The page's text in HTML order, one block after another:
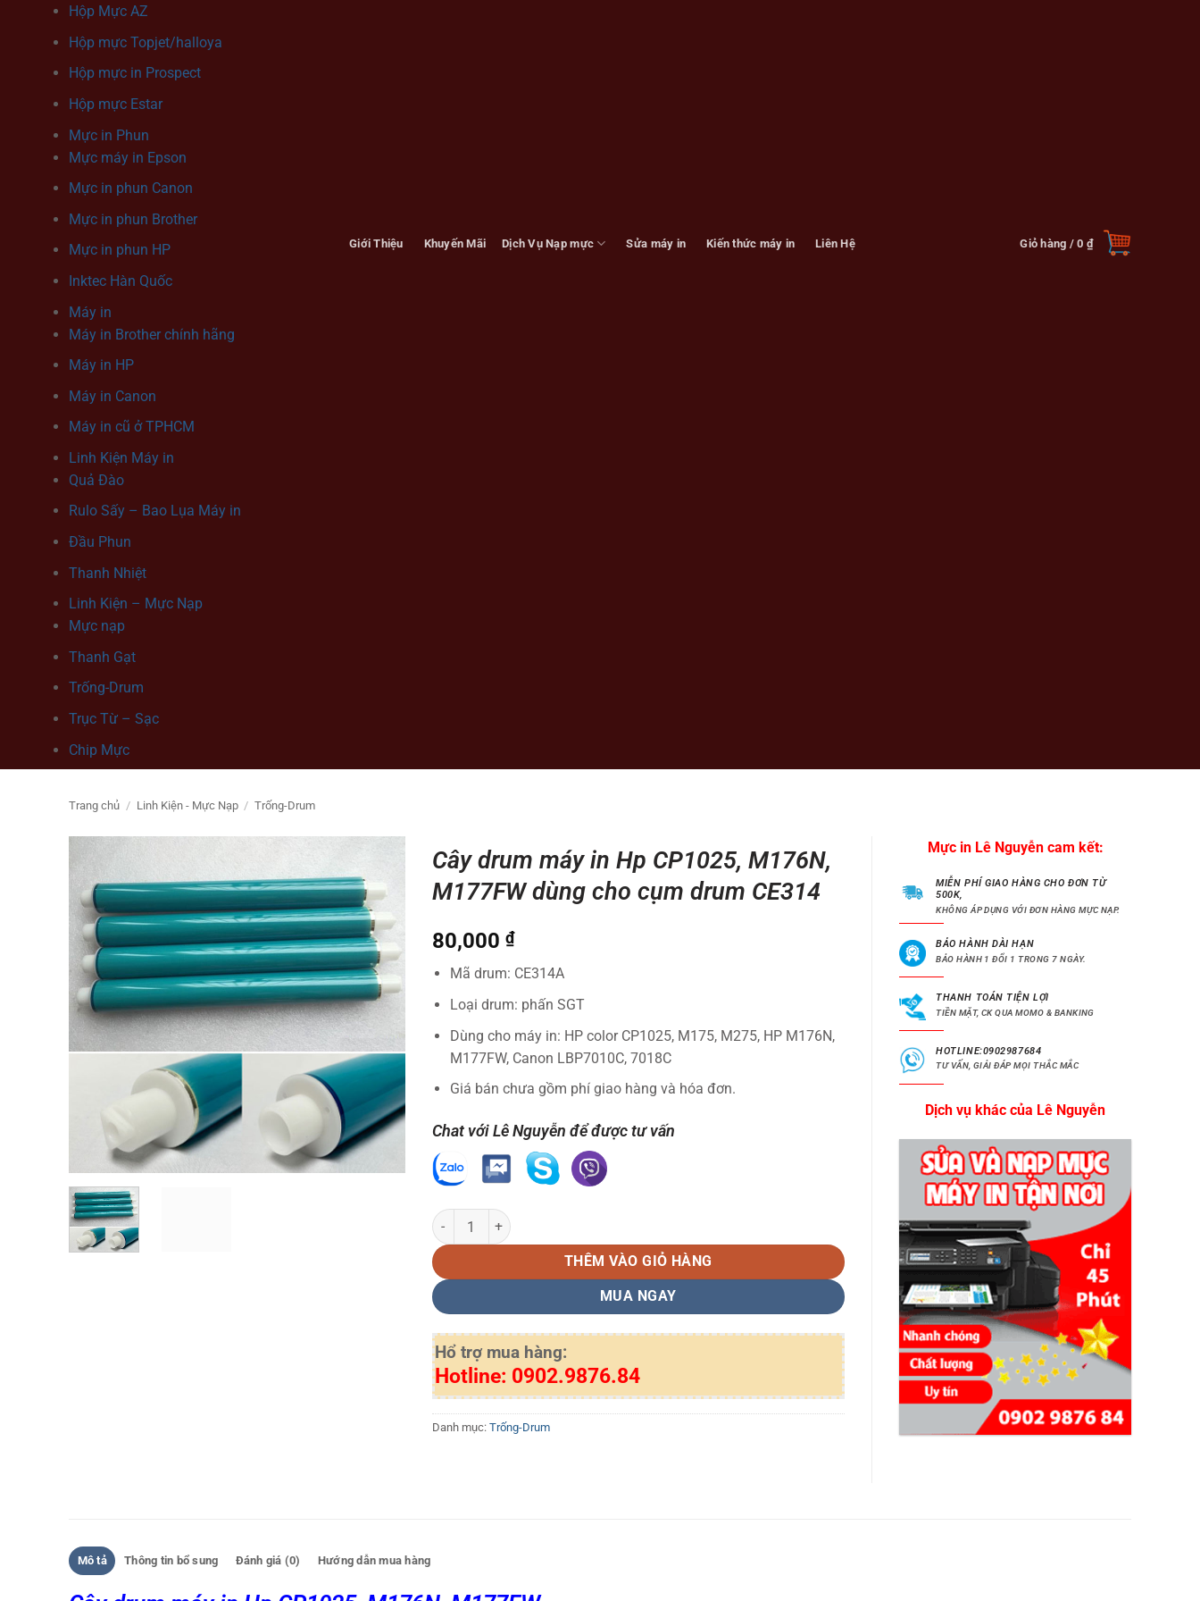
Hộp Mực AZ
Hộp mực Topjet/halloya
Hộp mực in Prospect
Hộp mực Estar
Mực in Phun
Mực máy in Epson
Mực in phun Canon
Mực in phun Brother
Mực in phun HP
Inktec Hàn Quốc
Máy in
Máy in Brother chính hãng
Máy in HP
Máy in Canon
Máy in cũ ở TPHCM
Linh Kiện Máy in
Quả Đào
Rulo Sấy – Bao Lụa Máy in
Đầu Phun
Thanh Nhiệt
Linh Kiện – Mực Nạp
Mực nạp
Thanh Gạt
Trống-Drum
Trục Từ – Sạc
Chip Mực
Giới Thiệu Khuyến Mãi Dịch Vụ Nạp mực Sửa máy in Kiến thức máy in Liên Hệ Giỏ hàng /0 ₫
Trang chủ / Linh Kiện - Mực Nạp / Trống-Drum
Cây drum máy in Hp CP1025, M176N,
M177FW dùng cho cụm drum CE314
80,000 ₫
Mã drum: CE314A
Loại drum: phấn SGT
Dùng cho máy in: HP color CP1025, M175, M275, HP M176N,
M177FW, Canon LBP7010C, 7018C
Giá bán chưa gồm phí giao hàng và hóa đơn.
Chat với Lê Nguyễn để được tư vấn
Cây drum máy in Hp CP1025, M176N, M177FW dùng cho cụm drum CE314 số lượng
THÊM VÀO GIỎ HÀNG
MUA NGAY
Hổ trợ mua hàng:
Hotline: 0902.9876.84
Danh mục: Trống-Drum
Mực in Lê Nguyễn cam kết:
MIỄN PHÍ GIAO HÀNG CHO ĐƠN TỪ
500K,
KHÔNG ÁP DỤNG VỚI ĐƠN HÀNG MỰC NẠP.
BẢO HÀNH DÀI HẠN
BẢO HÀNH 1 ĐỔI 1 TRONG 7 NGÀY.
THANH TOÁN TIỆN LỢI
TIỀN MẶT, CK QUA MOMO & BANKING
HOTLINE:0902987684
TƯ VẤN, GIẢI ĐÁP MỌI THẮC MẮC
Dịch vụ khác của Lê Nguyễn
Mô tả Thông tin bổ sung Đánh giá (0) Hướng dẫn mua hàng